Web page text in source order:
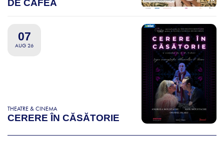
DE CAFEA
07
AUG 26
THEATRE & CINEMA
CERERE ÎN CĂSĂTORIE